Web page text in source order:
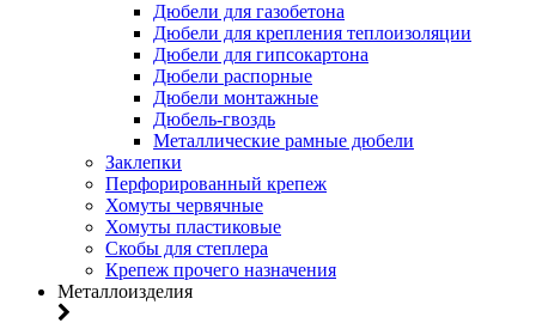
Дюбели для газобетона
Дюбели для крепления теплоизоляции
Дюбели для гипсокартона
Дюбели распорные
Дюбели монтажные
Дюбель-гвоздь
Металлические рамные дюбели
Заклепки
Перфорированный крепеж
Хомуты червячные
Хомуты пластиковые
Скобы для степлера
Крепеж прочего назначения
Металлоизделия